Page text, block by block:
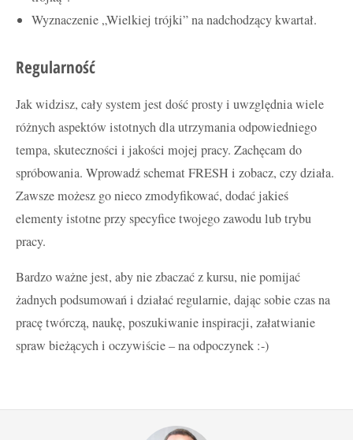
Wyznaczenie „Wielkiej trójki” na nadchodzący kwartał.
Regularność
Jak widzisz, cały system jest dość prosty i uwzględnia wiele
różnych aspektów istotnych dla utrzymania odpowiedniego
tempa, skuteczności i jakości mojej pracy. Zachęcam do
spróbowania. Wprowadź schemat FRESH i zobacz, czy działa.
Zawsze możesz go nieco zmodyfikować, dodać jakieś
elementy istotne przy specyfice twojego zawodu lub trybu
pracy.
Bardzo ważne jest, aby nie zbaczać z kursu, nie pomijać
żadnych podsumowań i działać regularnie, dając sobie czas na
pracę twórczą, naukę, poszukiwanie inspiracji, załatwianie
spraw bieżących i oczywiście – na odpoczynek :-)